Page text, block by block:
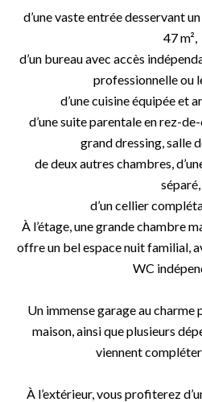
d’une vaste entrée desservant
47 m²,
d’un bureau avec accès
professionnelle ou
d’une cuisine équipée et
d’une suite parentale en rez-
grand dressing, salle
de deux autres chambres,
séparé,
d’un cellier
À l’étage, une grande chambre
offre un bel espace nuit familial,
WC
Un immense garage au
maison, ainsi que plusieurs
viennent compléter
À l’extérieur, vous profiterez